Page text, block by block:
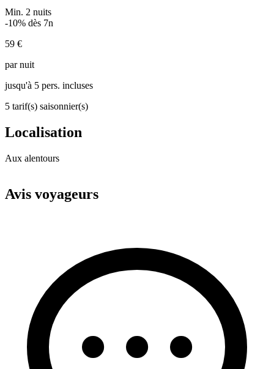
Min. 2 nuits
-10% dès 7n
59 €
par nuit
jusqu'à 5 pers. incluses
5 tarif(s) saisonnier(s)
Localisation
Aux alentours
+
Avis voyageurs